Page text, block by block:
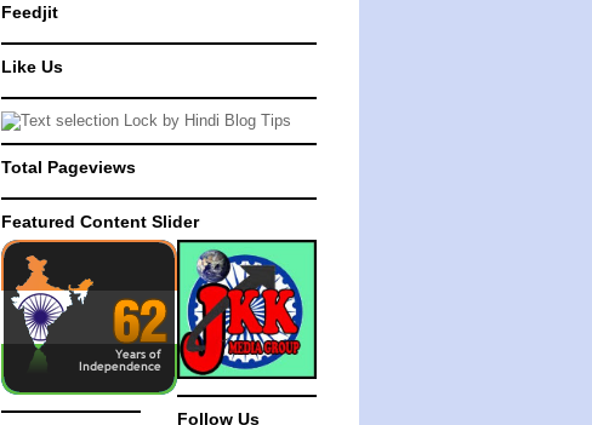
Feedjit
Like Us
Total Pageviews
Featured Content Slider
Follow Us